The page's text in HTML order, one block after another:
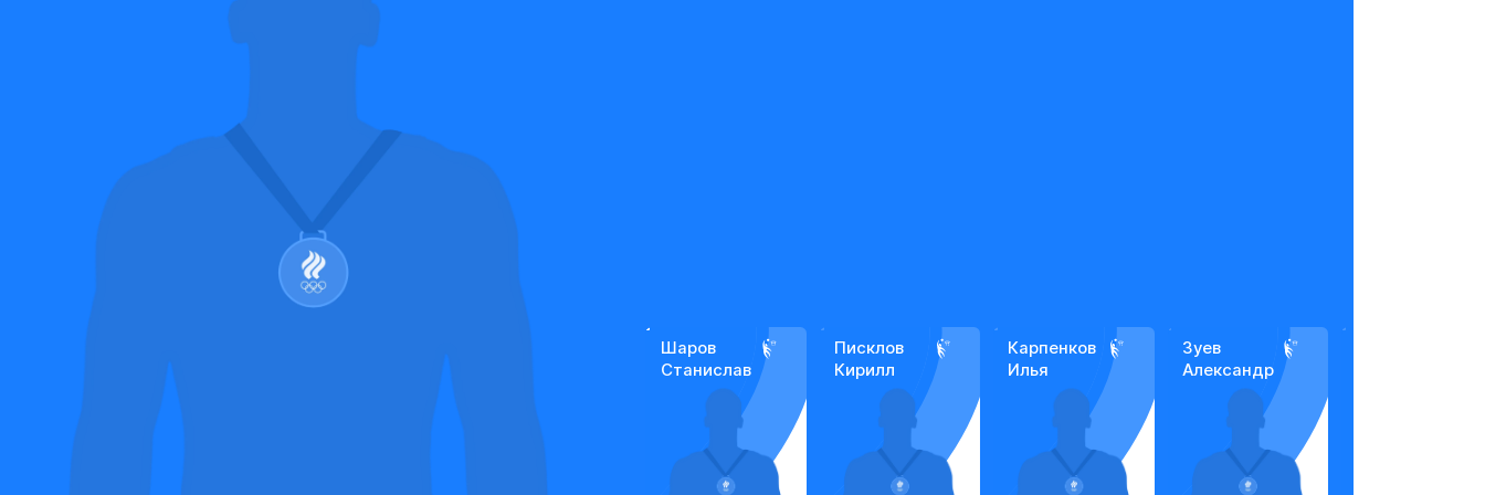
Шаров
Станислав
Писклов
Кирилл
Карпенков
Илья
Зуев
Александр